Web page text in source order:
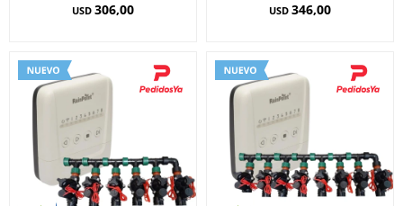
USD 306,00 USD 346,00